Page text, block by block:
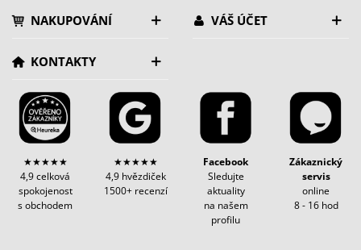
NAKUPOVÁNÍ VÁŠ ÚČET
KONTAKTY
★★★★★
4,9 celková
spokojenost
s obchodem
★★★★★
4,9 hvězdiček
1500+ recenzí
Facebook
Sledujte
aktuality
na našem
profilu
Zákaznický
servis
online
8 - 16 hod